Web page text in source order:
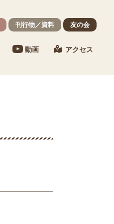
刊行物／資料 友の会
動画 アクセス